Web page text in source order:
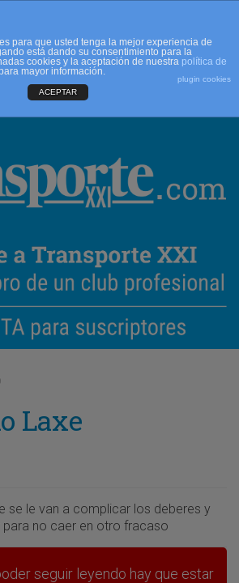
CONTACTO
Laxe
se le van a complicar los deberes y
para no caer en otro fracaso
seguir leyendo hay que estar
para que usted tenga la mejor experiencia de
está dando su consentimiento para la
cookies y la aceptación de nuestra política de
mayor información.
plugin cookies
ACEPTAR